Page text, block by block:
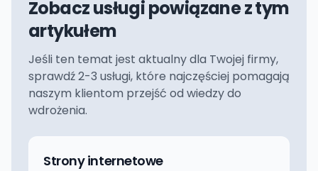
Zobacz usługi powiązane z tym
artykułem
Jeśli ten temat jest aktualny dla Twojej firmy,
sprawdź 2-3 usługi, które najczęściej pomagają
naszym klientom przejść od wiedzy do
wdrożenia.
Strony internetowe